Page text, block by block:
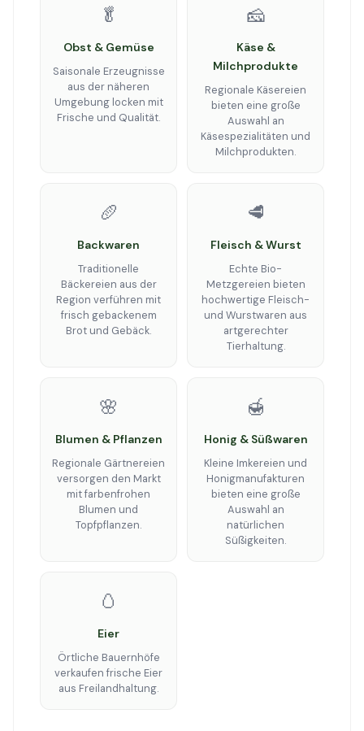
🥬
Obst & Gemüse
Saisonale Erzeugnisse
aus der näheren
Umgebung locken mit
Frische und Qualität.
🧀
Käse &
Milchprodukte
Regionale Käsereien
bieten eine große
Auswahl an
Käsespezialitäten und
Milchprodukten.
🥖
Backwaren
Traditionelle
Bäckereien aus der
Region verführen mit
frisch gebackenem
Brot und Gebäck.
🥩
Fleisch & Wurst
Echte Bio-
Metzgereien bieten
hochwertige Fleisch-
und Wurstwaren aus
artgerechter
Tierhaltung.
🌸
Blumen & Pflanzen
Regionale Gärtnereien
versorgen den Markt
mit farbenfrohen
Blumen und
Topfpflanzen.
🍯
Honig & Süßwaren
Kleine Imkereien und
Honigmanufakturen
bieten eine große
Auswahl an
natürlichen
Süßigkeiten.
🥚
Eier
Örtliche Bauernhöfe
verkaufen frische Eier
aus Freilandhaltung.